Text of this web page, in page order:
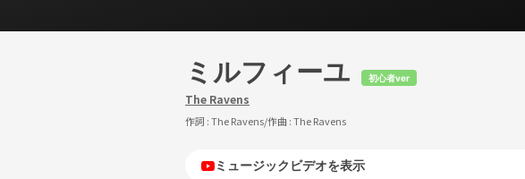
ミルフィーユ 初心者ver
The Ravens
作詞 :The Ravens/作曲 :The Ravens
ミュージックビデオを表示